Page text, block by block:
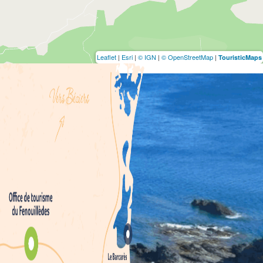
Leaflet | Esri | © IGN | © OpenStreetMap | TouristicMaps